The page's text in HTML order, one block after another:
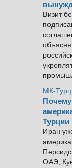
Визит
МК-
Турции
Иран
ОАЭ,